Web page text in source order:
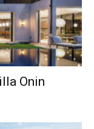
Onin